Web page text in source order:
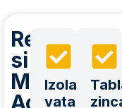
Reparatii
si
Montaj
Acoperis
Izolatie
vata
Tabla